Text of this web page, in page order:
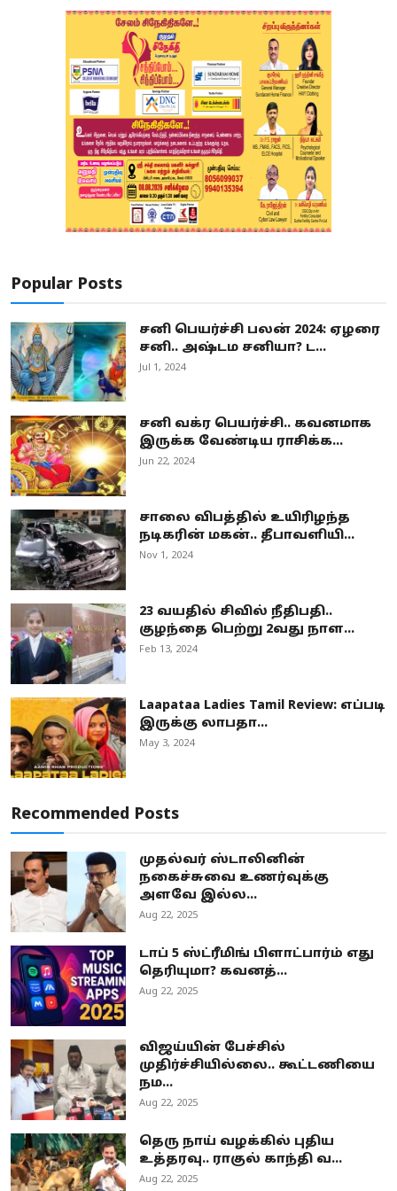
Popular Posts
சனி பெயர்ச்சி பலன் 2024: ஏழரை
சனி.. அஷ்டம சனியா? ட...
Jul 1, 2024
சனி வக்ர பெயர்ச்சி.. கவனமாக
இருக்க வேண்டிய ராசிக்க...
Jun 22, 2024
சாலை விபத்தில் உயிரிழந்த
நடிகரின் மகன்.. தீபாவளியி...
Nov 1, 2024
23 வயதில் சிவில் நீதிபதி..
குழந்தை பெற்று 2வது நாள...
Feb 13, 2024
Laapataa Ladies Tamil Review: எப்படி
இருக்கு லாபதா...
May 3, 2024
Recommended Posts
முதல்வர் ஸ்டாலினின்
நகைச்சுவை உணர்வுக்கு
அளவே இல்ல...
Aug 22, 2025
டாப் 5 ஸ்ட்ரீமிங் பிளாட்பார்ம் எது
தெரியுமா? கவனத்...
Aug 22, 2025
விஜய்யின் பேச்சில்
முதிர்ச்சியில்லை.. கூட்டணியை
நம...
Aug 22, 2025
தெரு நாய் வழக்கில் புதிய
உத்தரவு.. ராகுல் காந்தி வ...
Aug 22, 2025